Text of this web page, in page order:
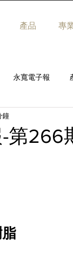
產品 專
永寬電子報
第266
鐘